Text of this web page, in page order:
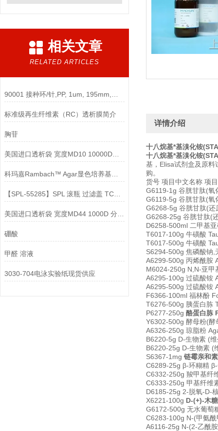
相关文章
RELATED ARTICLES
标准级再生纤维素（RC）透析膜简介
胸苷
美国进口透析袋 宽度MD10 10000D分子量 5.0米/卷278元
科玛嘉Rambach™ Agar显色培养基说明
【SPL-55285】SPL 滚瓶 过滤盖 TC处理 无菌说明
硼酸
甲醛 溶液
3030-704电泳实验纸现货供应
详情介绍
十八烷基*基溴化铵
十八烷基*基溴化铵
基，Elisa试剂盒及原料
购。
货号 项目中文名称 项
G6119-1g 谷胱甘肽(
G6119-5g 谷胱甘肽(
G6268-5g 谷胱甘肽(
G6268-25g 谷胱甘肽(
D6258-500ml 二甲基
T6017-100g 牛磺酸
T6017-500g 牛磺酸
S6294-500g 焦磷酸钠
A6299-500g 丙烯酰胺
M6024-250g N,N-亚
A6295-100g 过硫酸铵
A6295-500g 过硫酸铵
F6366-100ml 福林酚
T6276-500g 胰蛋白胨
P6277-250g 酪蛋白胨
Y6302-500g 酵母粉(
A6326-250g 琼脂粉
B6220-5g D-生物素 (
B6220-25g D-生物素 (
S6367-1mg 链霉亲和
C6289-25g β-环糊精
C6332-250g 羧甲基纤
C6333-250g 甲基纤维
D6185-25g 2-脱氧-D-
X6221-100g D-(+)-木
G6172-500g 无水葡萄
C6283-100g N-(甲氨
A6116-25g N-(2-乙酰